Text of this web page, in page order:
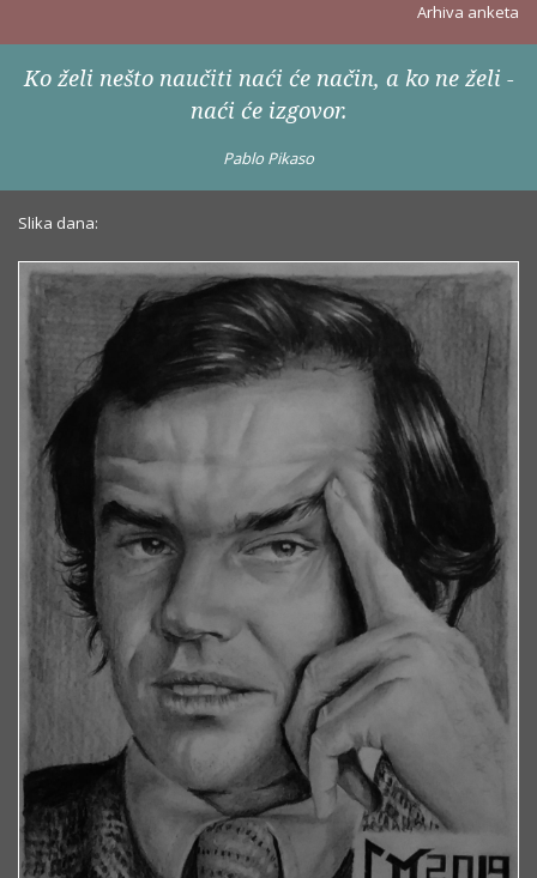
Arhiva anketa
Ko želi nešto naučiti naći će način, a ko ne želi -
naći će izgovor.
Pablo Pikaso
Slika dana: